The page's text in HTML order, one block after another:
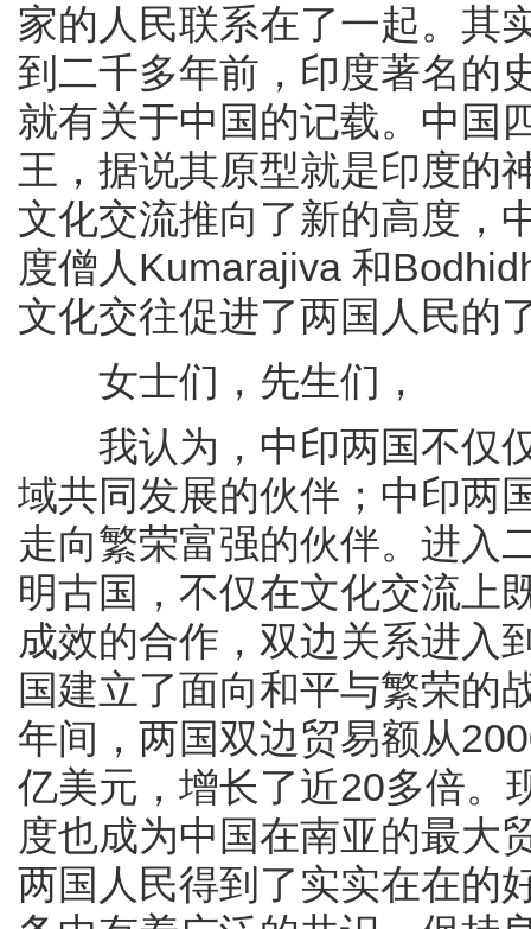
家的人民联系在了一起。其
到二千多年前，印度著名的
就有关于中国的记载。中国
王，据说其原型就是印度的
文化交流推向了新的高度，
度僧人Kumarajiva 和
文化交往促进了两国人民的
女士们，先生们，
我认为，中印两国不仅仅
域共同发展的伙伴；中印两
走向繁荣富强的伙伴。进入
明古国，不仅在文化交流上
成效的合作，双边关系进入
国建立了面向和平与繁荣的
年间，两国双边贸易额从
亿美元，增长了近20多倍。
度也成为中国在南亚的最大
两国人民得到了实实在在的